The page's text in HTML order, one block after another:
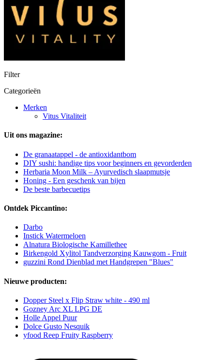
Filter
Categorieën
Merken
Vitus Vitaliteit
Uit ons magazine:
De granaatappel - de antioxidantbom
DIY sushi: handige tips voor beginners en gevorderden
Herbaria Moon Milk – Ayurvedisch slaapmutsje
Honing - Een geschenk van bijen
De beste barbecuetips
Ontdek Piccantino:
Darbo
Instick Watermeloen
Alnatura Biologische Kamillethee
Birkengold Xylitol Tandverzorging Kauwgom - Fruit
guzzini Rond Dienblad met Handgrepen "Blues"
Nieuwe producten:
Dopper Steel x Flip Straw white - 490 ml
Gozney Arc XL LPG DE
Holle Appel Puur
Dolce Gusto Nesquik
yfood Reep Fruity Raspberry